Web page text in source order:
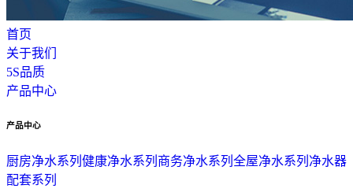
首页
关于我们
5S品质
产品中心
产品中心
厨房净水系列 健康净水系列 商务净水系列 全屋净水系列 净水器
配套系列